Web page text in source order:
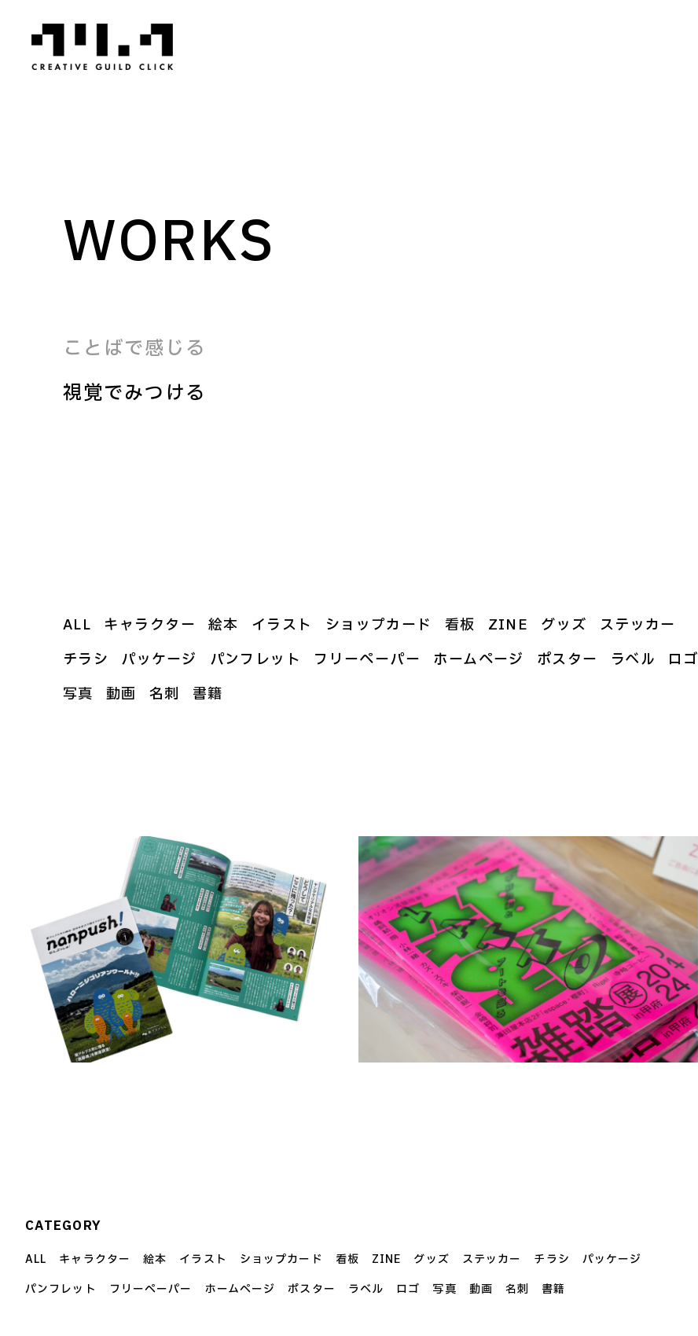
WORKS
ことばで感じる
視覚でみつける
ALL キャラクター 絵本 イラスト ショップカード 看板 ZINE グッズ
ステッカー
チラシ
パッケージ パンフレット フリーペーパー ホームページ ポスター ラベル
ロゴ
写真
動画 名刺 書籍
CATEGORY
ALL キャラクター 絵本 イラスト ショップカード 看板 ZINE グッズ ステッカー チラシ
パッケージ
パンフレット
フリーペーパー ホームページ ポスター ラベル ロゴ 写真 動画 名刺 書籍